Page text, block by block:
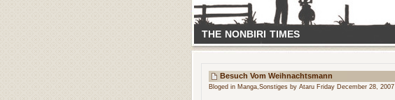
THE NONBIRI TIMES
Besuch Vom Weihnachtsmann
Bloged in Manga,Sonstiges by Ataru Friday December 28, 2007